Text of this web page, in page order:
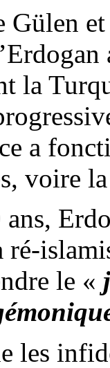
Gülen
Erdogan
la
a
voire
le «
les